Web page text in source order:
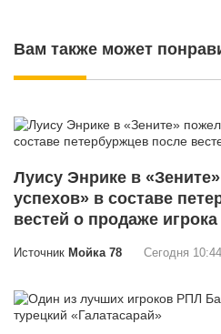
Вам также может
Луису Энрике в
успехов» в составе
вестей о продаже игрока
Источник Мойка 78 Сегодня 10:44